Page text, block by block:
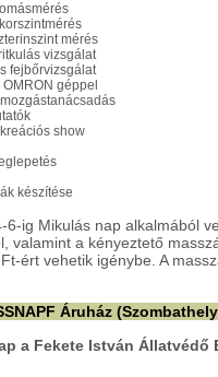
mérés
vizsgálat
fejbőrvizsgálat
géppel
show
készítése
6-ig Mikulás nap alkalmából
valamint a kényeztető
ért vehetik igénybe. A
Áruház
a Fekete István Állatvédő